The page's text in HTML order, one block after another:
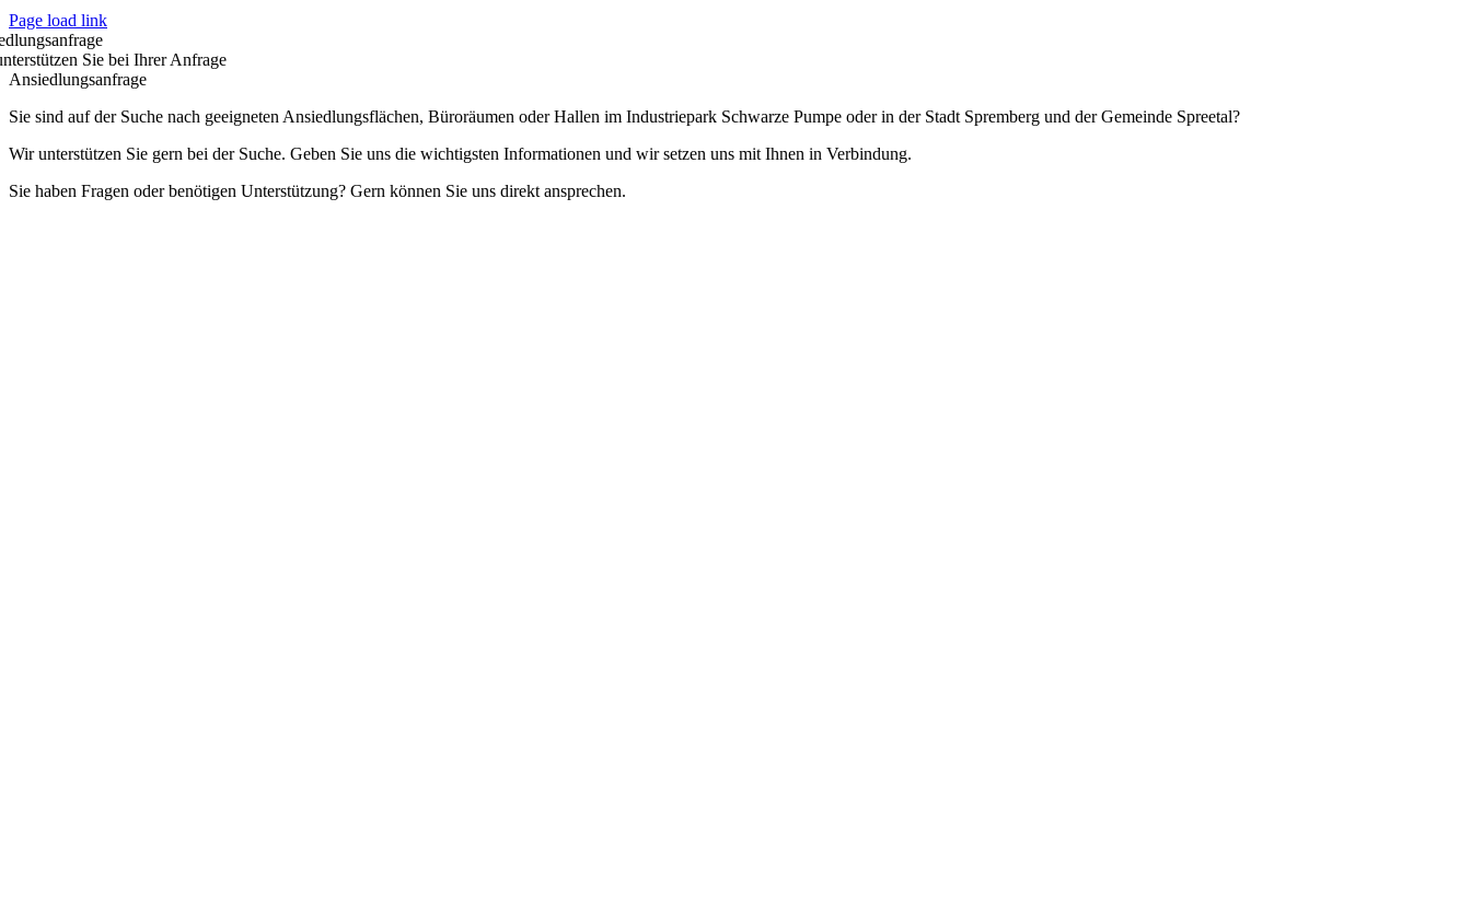
Page load link
Sie bei Ihrer Anfrage
Ansiedlungsanfrage
Sie sind auf der Suche nach geeigneten Ansiedlungsflächen, Büroräumen oder Hallen im Industriepark Schwarze Pumpe oder in der Stadt Spremberg und der Gemeinde Spreetal?
Wir unterstützen Sie gern bei der Suche. Geben Sie uns die wichtigsten Informationen und wir setzen uns mit Ihnen in Verbindung.
Sie haben Fragen oder benötigen Unterstützung? Gern können Sie uns direkt ansprechen.